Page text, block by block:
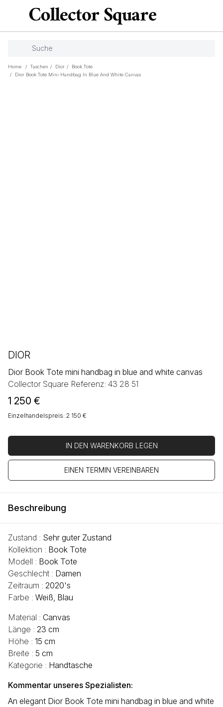
Home / Taschen / Dior /
Book Tote
/
Dior Book Tote Mini Handbag In Blue And White Canvas
DIOR
Dior Book Tote mini handbag in blue and white canvas
Collector Square Referenz: 43 28 51
1 250 €
Einzelhandelspreis: 2 150 €
IN DEN WARENKORB LEGEN
EINEN TERMIN VEREINBAREN
Beschreibung
Zustand : Sehr guter Zustand
Kollektion : Book Tote
Modell : Book Tote
Geschlecht : Damen
Zeitraum : 2020's
Farbe : Weiß, Blau
Material : Canvas
Länge : 23 cm
Höhe : 15 cm
Breite : 5 cm
Kategorie : Handtasche
Kommentar unseres Spezialisten:
An elegant Dior Book Tote mini handbag in blue and white